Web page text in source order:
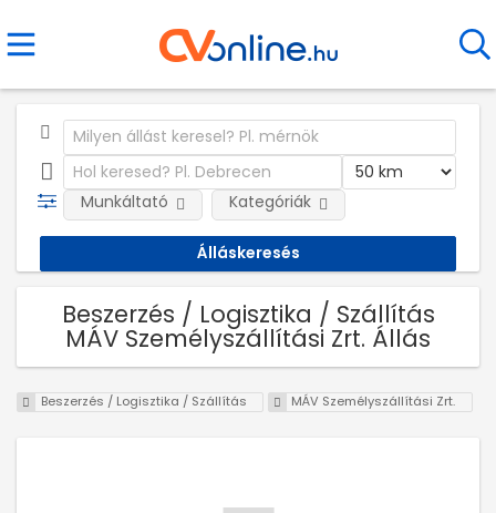
Munkáltató Kategóriák
Beszerzés / Logisztika / Szállítás
MÁV Személyszállítási Zrt. Állás
Beszerzés / Logisztika / Szállítás MÁV Személyszállítási Zrt.